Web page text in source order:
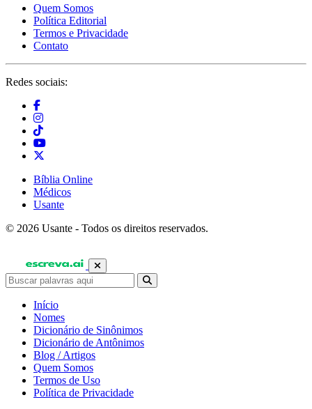
Quem Somos
Política Editorial
Termos e Privacidade
Contato
Redes sociais:
Bíblia Online
Médicos
Usante
© 2026 Usante - Todos os direitos reservados.
Início
Nomes
Dicionário de Sinônimos
Dicionário de Antônimos
Blog / Artigos
Quem Somos
Termos de Uso
Política de Privacidade